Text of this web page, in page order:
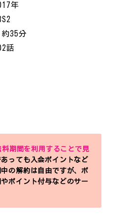
年
約35分
話
料期間を利用することで見
っても入会ポイントなど
の解約は自由ですが、ポ
ポイント付与などのサー